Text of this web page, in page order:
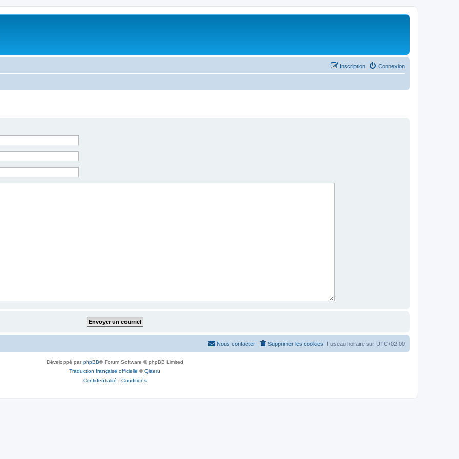
Connexion
Inscription
Fuseau horaire sur UTC+02:00
Supprimer les cookies
Nous contacter
Développé parphpBB® Forum Software © phpBB Limited
Traduction française officielle ©Qiaeru
Confidentialité | Conditions